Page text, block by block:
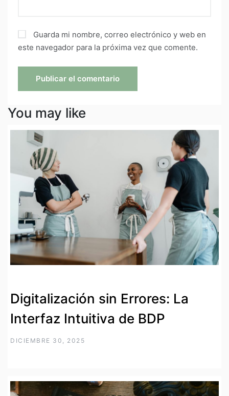
Guarda mi nombre, correo electrónico y web en
este navegador para la próxima vez que comente.
You may like
Digitalización sin Errores: La
Interfaz Intuitiva de BDP
DICIEMBRE 30, 2025